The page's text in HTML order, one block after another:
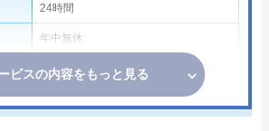
24時間
年中無休
ビスの内容をもっと見る